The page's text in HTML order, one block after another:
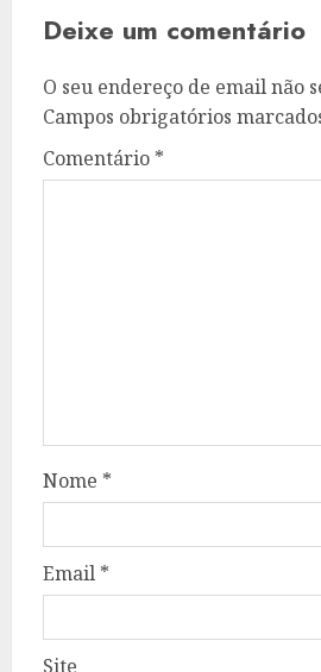
Deixe um comentário
O seu endereço de email não
Campos obrigatórios
Comentário *
Nome *
Email *
Site